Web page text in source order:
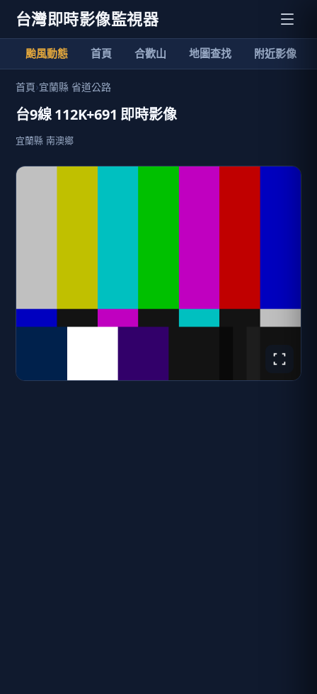
台灣即時影像監視器
颱風動態 首頁 合歡山 地圖查找 附近影像
首頁›宜蘭縣 省道公路
台9線 112K+691 即時影像
宜蘭縣 南澳鄉